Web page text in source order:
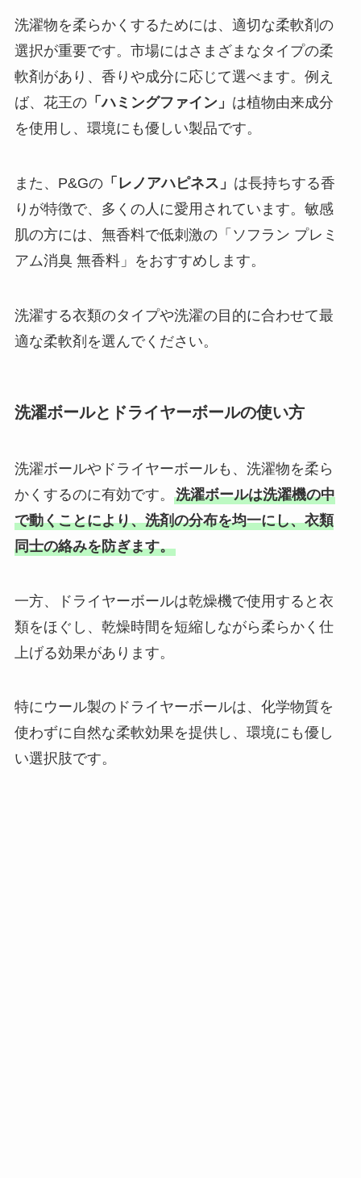
洗濯物を柔らかくするためには、適切な柔軟剤の
選択が重要です。市場にはさまざまなタイプの柔
軟剤があり、香りや成分に応じて選べます。例え
ば、花王の「ハミングファイン」 は植物由来成分
を使用し、環境にも優しい製品です。
また、P&Gの「レノアハピネス」 は長持ちする香
りが特徴で、多くの人に愛用されています。敏感
肌の方には、無香料で低刺激の「ソフラン プレミ
アム消臭 無香料」をおすすめします。
洗濯する衣類のタイプや洗濯の目的に合わせて最
適な柔軟剤を選んでください。
洗濯ボールとドライヤーボールの使い方
洗濯ボールやドライヤーボールも、洗濯物を柔ら
かくするのに有効です。 洗濯ボールは洗濯機の中
で動くことにより、洗剤の分布を均一にし、衣類
同士の絡みを防ぎます。
一方、ドライヤーボールは乾燥機で使用すると衣
類をほぐし、乾燥時間を短縮しながら柔らかく仕
上げる効果があります。
特にウール製のドライヤーボールは、化学物質を
使わずに自然な柔軟効果を提供し、環境にも優し
い選択肢です。